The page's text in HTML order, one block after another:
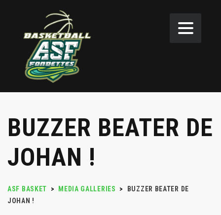
BUZZER BEATER DE
JOHAN !
ASF BASKET > MEDIA GALLERIES >
BUZZER BEATER DE
JOHAN !